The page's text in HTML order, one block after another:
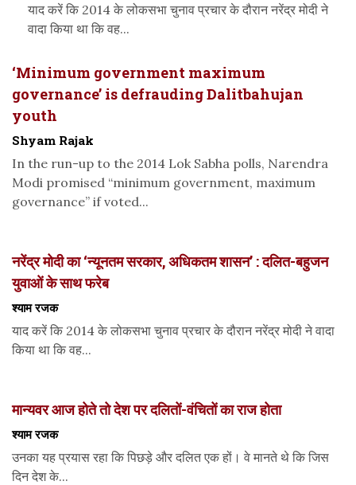
याद करें कि 2014 के लोकसभा चुनाव प्रचार के दौरान नरेंद्र मोदी ने
वादा किया था कि वह...
‘Minimum government maximum
governance’ is defrauding Dalitbahujan
youth
Shyam Rajak
In the run-up to the 2014 Lok Sabha polls, Narendra
Modi promised “minimum government, maximum
governance” if voted...
नरेंद्र मोदी का ‘न्यूनतम सरकार, अधिकतम शासन’ : दलित-बहुजन
युवाओं के साथ फरेब
श्याम रजक
याद करें कि 2014 के लोकसभा चुनाव प्रचार के दौरान नरेंद्र मोदी ने वादा
किया था कि वह...
मान्यवर आज होते तो देश पर दलितों-वंचितों का राज होता
श्याम रजक
उनका यह प्रयास रहा कि पिछड़े और दलित एक हों। वे मानते थे कि जिस
दिन देश के...